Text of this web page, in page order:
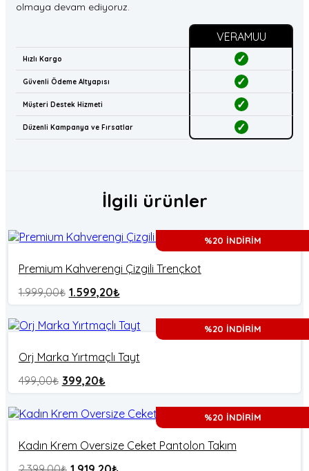
olmaya devam ediyoruz.
VERAMUU
Hızlı Kargo ✓
Güvenli Ödeme Altyapısı ✓
Müşteri Destek Hizmeti ✓
Düzenli Kampanya ve Fırsatlar ✓
İlgili ürünler
%20 İNDİRİM
Premium Kahverengi Çizgili Trençkot
1.999,00₺ 1.599,20₺
%20 İNDİRİM
Orj Marka Yırtmaçlı Tayt
499,00₺ 399,20₺
%20 İNDİRİM
Kadın Krem Oversize Ceket Pantolon Takım